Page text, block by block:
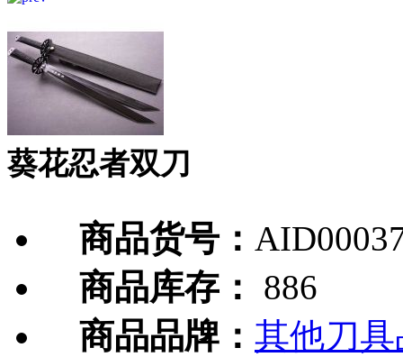
葵花忍者双刀
商品货号：
商品库存：
886
商品品牌： 其他刀